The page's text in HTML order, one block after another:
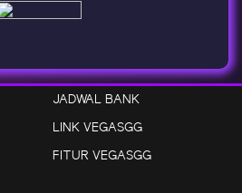
JADWAL BANK
LINK VEGASGG
FITUR VEGASGG